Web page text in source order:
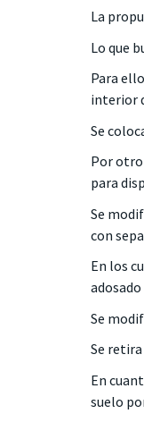
La
Lo que
Para
interior
Se
Por otro
para
Se
con
En los
Se
Se
En
suelo